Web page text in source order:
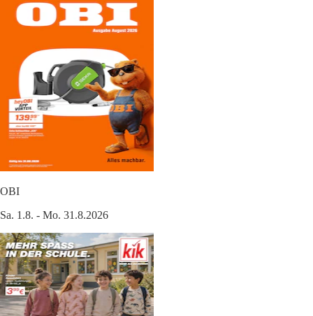
OBI
Sa. 1.8. - Mo. 31.8.2026